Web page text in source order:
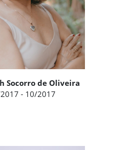
Socorro de Oliveira
- 10/2017